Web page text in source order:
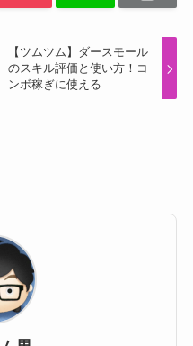
【ツムツム】ダースモール
のスキル評価と使い方！コ
ンボ稼ぎに使える